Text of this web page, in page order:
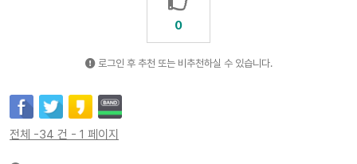
0
로그인 후 추천 또는 비추천하실 수 있습니다.
전체 -34 건 - 1 페이지